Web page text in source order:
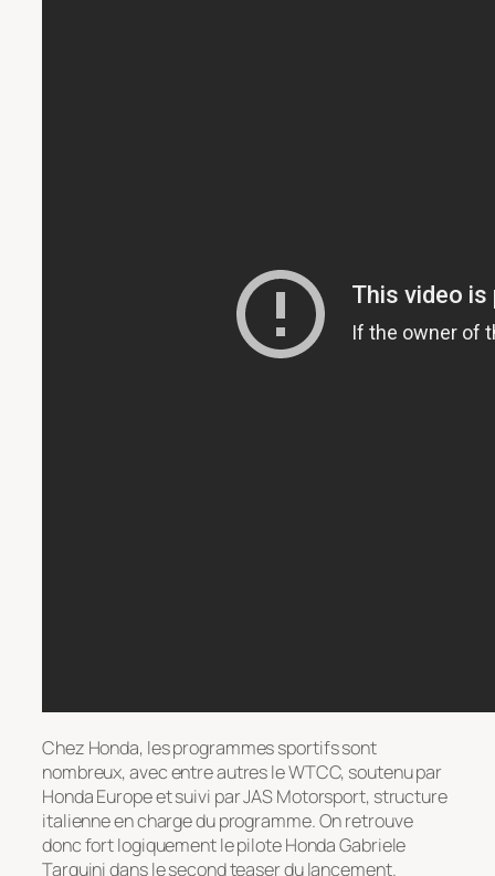
Chez Honda, les programmes sportifs sont
nombreux, avec entre autres le WTCC, soutenu par
Honda Europe et suivi par JAS Motorsport, structure
italienne en charge du programme. On retrouve
donc fort logiquement le pilote Honda Gabriele
Tarquini dans le second teaser du lancement.